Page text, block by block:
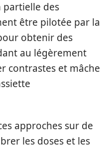
partielle des
être pilotée par la
obtenir des
au légèrement
contrastes et mâche
approches sur de
les doses et les